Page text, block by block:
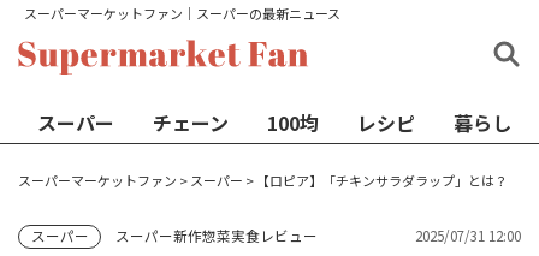
スーパーマーケットファン│スーパーの最新ニュース
スーパー チェーン 100均 レシピ 暮らし
スーパーマーケットファン > スーパー > 【ロピア】「チキンサラダラップ」とは？
スーパー スーパー新作惣菜実食レビュー 2025/07/31 12:00